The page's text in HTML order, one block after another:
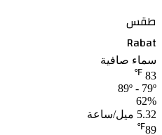
طقس
Rabat
سماء صافية
83
℉
89º - 79º
62%
5.32 ميل/ساعة
89
℉